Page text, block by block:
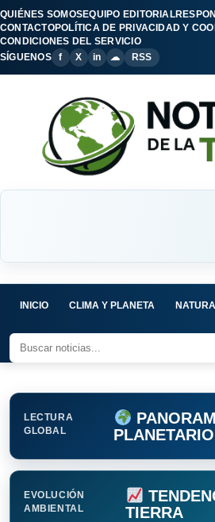
QUIÉNES SOMOSEQUIPO EDITORIAL
CONTACTOPOLÍTICA DE PRIVACIDAD Y
CONDICIONES DEL SERVICIO
SÍGUENOS
f X in ☁ RSS
INICIO CLIMA Y PLANETA
LECTURA
GLOBAL
PLANETARIO
EVOLUCIÓN
AMBIENTAL
TIERRA